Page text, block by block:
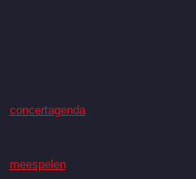
concertagenda
meespelen